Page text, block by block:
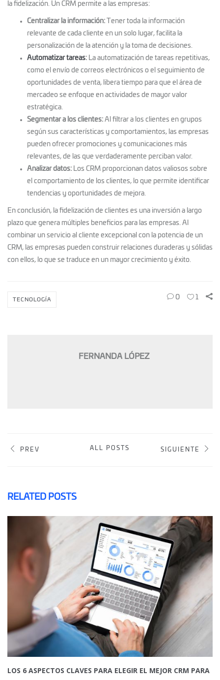
la fidelización. Un CRM permite a las empresas:
Centralizar la información: Tener toda la información
relevante de cada cliente en un solo lugar, facilita la
personalización de la atención y la toma de decisiones.
Automatizar tareas: La automatización de tareas repetitivas,
como el envío de correos electrónicos o el seguimiento de
oportunidades de venta, libera tiempo para que el área de
mercadeo se enfoque en actividades de mayor valor
estratégica.
Segmentar a los clientes: Al filtrar a los clientes en grupos
según sus características y comportamientos, las empresas
pueden ofrecer promociones y comunicaciones más
relevantes, de las que verdaderamente perciban valor.
Analizar datos: Los CRM proporcionan datos valiosos sobre
el comportamiento de los clientes, lo que permite identificar
tendencias y oportunidades de mejora.
En conclusión, la fidelización de clientes es una inversión a largo
plazo que genera múltiples beneficios para las empresas. Al
combinar un servicio al cliente excepcional con la potencia de un
CRM, las empresas pueden construir relaciones duraderas y sólidas
con ellos, lo que se traduce en un mayor crecimiento y éxito.
TECNOLOGÍA 0 1
FERNANDA LÓPEZ
PREV ALL POSTS SIGUIENTE
RELATED POSTS
LOS 6 ASPECTOS CLAVES PARA ELEGIR EL MEJOR CRM PARA